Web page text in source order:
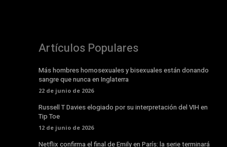
Artículos Populares
Más hombres homosexuales y bisexuales están donando
sangre que nunca en Inglaterra
22 de junio de 2026
Russell T Davies elogiado por su interpretación del VIH en
Tip Toe
12 de junio de 2026
Netflix confirma el final de Emily en París: la serie terminará